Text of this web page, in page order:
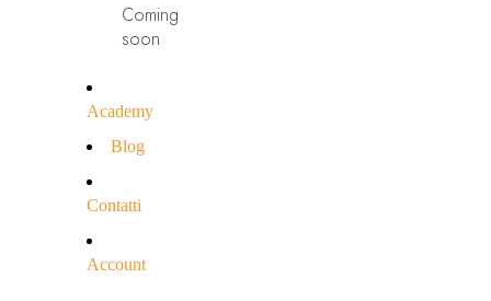
Coming
soon
Academy
Blog
Contatti
Account